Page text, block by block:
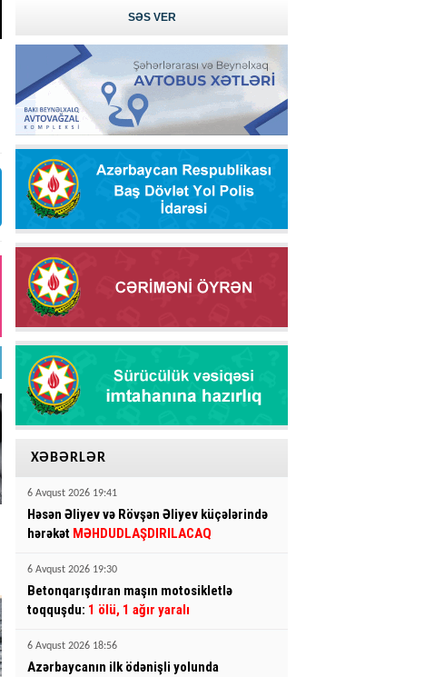
XƏBƏRLƏR
6 Avqust 2026 19:41
Həsən Əliyev və Rövşən Əliyev küçələrində
hərəkət MƏHDUDLAŞDIRILACAQ
6 Avqust 2026 19:30
Betonqarışdıran maşın motosikletlə
toqquşdu: 1 ölü, 1 ağır yaralı
6 Avqust 2026 18:56
Azərbaycanın ilk ödənişli yolunda